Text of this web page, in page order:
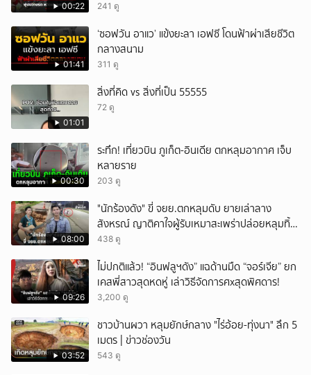
00:22 241 ดู
01:41
‘ซอฟวัน อาแว’ แข้งยะลา เอฟซี โดนฟ้าผ่าเสียชีวิต
กลางสนาม
311 ดู
01:01
สิ่งที่คิด vs สิ่งที่เป็น 55555
72 ดู
00:30
ระทึก! เที่ยวบิน ภูเก็ต-อินเดีย ตกหลุมอากาศ เจ็บ
หลายราย
203 ดู
08:00
"นักร้องดัง" ขี่ จยย.ตกหลุมดับ ยายเล่าลาง
สังหรณ์ ญาติคาใจผู้รับเหมาสะเพร่าปล่อยหลุมทิ้ง
ไว้ 3 เดือน เพิ่งปิดหลังเกิดเหตุ
438 ดู
09:26
ไม่ปกติแล้ว! “อินฟลูฯดัง” แฉด้านมืด “จอร์เจีย” ยก
เคสพี่สาวสุดหดหู่ เล่าวิธีจัดการศxสุดพิศดาร!
3,200 ดู
03:52
ชาวบ้านผวา หลุมยักษ์กลาง "ไร่อ้อย-ทุ่งนา" ลึก 5
เมตร | ข่าวช่องวัน
543 ดู